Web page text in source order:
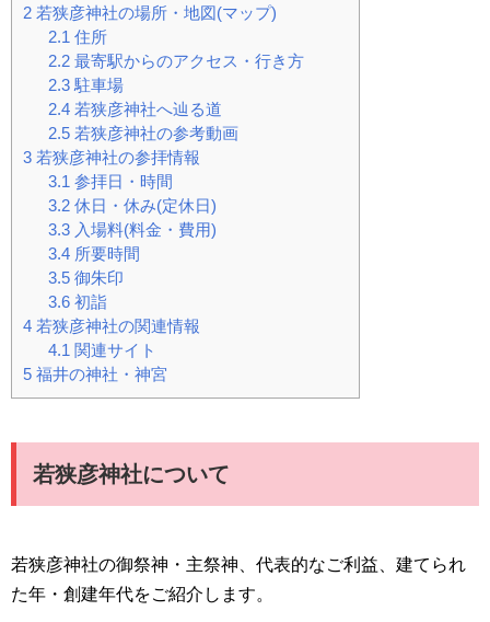
2 若狭彦神社の場所・地図(マップ)
2.1住所
2.2最寄駅からのアクセス・行き方
2.3駐車場
2.4若狭彦神社へ辿る道
2.5若狭彦神社の参考動画
3 若狭彦神社の参拝情報
3.1参拝日・時間
3.2休日・休み(定休日)
3.3入場料(料金・費用)
3.4所要時間
3.5御朱印
3.6初詣
4 若狭彦神社の関連情報
4.1関連サイト
5 福井の神社・神宮
若狭彦神社について
若狭彦神社の御祭神・主祭神、代表的なご利益、建てられ
た年・創建年代をご紹介します。